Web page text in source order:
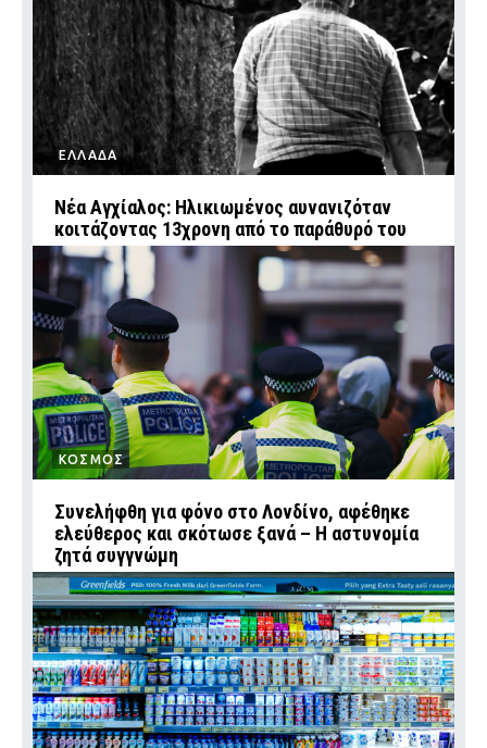
ΕΛΛΑΔΑ
Νέα Αγχίαλος: Ηλικιωμένος αυνανιζόταν
κοιτάζοντας 13χρονη από το παράθυρό του
ΚΟΣΜΟΣ
Συνελήφθη για φόνο στο Λονδίνο, αφέθηκε
ελεύθερος και σκότωσε ξανά – Η αστυνομία
ζητά συγγνώμη